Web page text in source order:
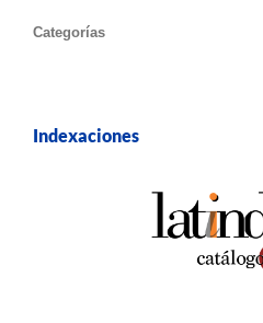
Categorías
Indexaciones